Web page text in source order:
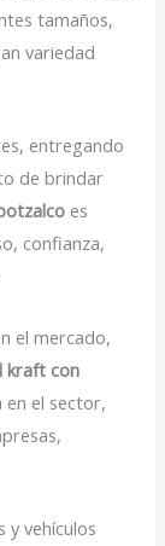
tamaños,
variedad
entregando
de brindar
es
confianza,
el mercado,
kraft con
en el sector,
vehículos